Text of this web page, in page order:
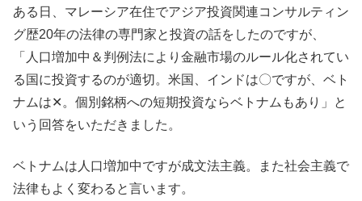
ある日、マレーシア在住でアジア投資関連コンサルティン
グ歴20年の法律の専門家と投資の話をしたのですが、
「人口増加中＆判例法により金融市場のルール化されてい
る国に投資するのが適切。米国、インドは〇ですが、ベト
ナムは✕。個別銘柄への短期投資ならベトナムもあり」と
いう回答をいただきました。
ベトナムは人口増加中ですが成文法主義。また社会主義で
法律もよく変わると言います。